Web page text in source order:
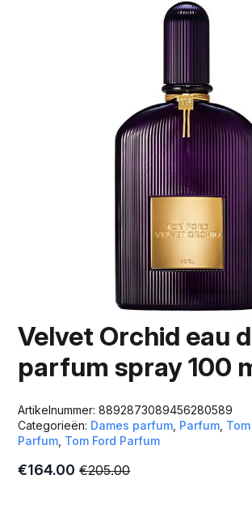
Velvet Orchid eau
parfum spray 100
Artikelnummer:8892873089456280589
Categorieën: Dames parfum Parfum
Parfum Tom Ford Parfum
€205.00
Oorspronkelijke
€164.00
Huidige